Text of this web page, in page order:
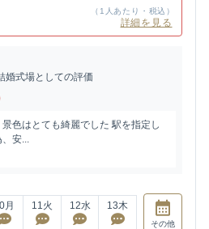
（1人あたり・税込）
詳細を見る
婚式場としての評価
色はとても綺麗でした 駅を指定し
安...
月 11火 12水 13木
その他